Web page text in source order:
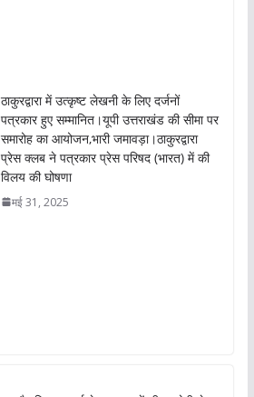
ठाकुरद्वारा में उत्कृष्ट लेखनी के लिए दर्जनों
पत्रकार हुए सम्मानित।यूपी उत्तराखंड की सीमा पर
समारोह का आयोजन,भारी जमावड़ा।ठाकुरद्वारा
प्रेस क्लब ने पत्रकार प्रेस परिषद (भारत) में की
विलय की घोषणा
मई 31, 2025